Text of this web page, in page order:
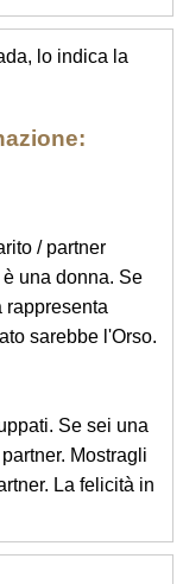
lo indica la
/ partner
una donna. Se
rappresenta
sarebbe l'Orso.
Se sei una
Mostragli
La felicità in